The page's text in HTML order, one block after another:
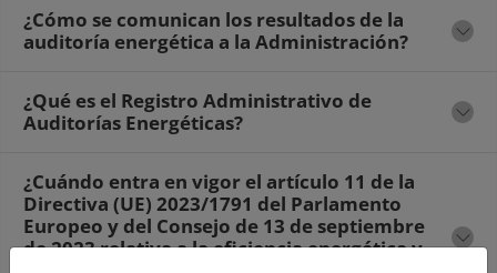
¿Cómo se comunican los resultados de la
auditoría energética a la Administración?
¿Qué es el Registro Administrativo de
Auditorías Energéticas?
¿Cuándo entra en vigor el artículo 11 de la
Directiva (UE) 2023/1791 del Parlamento
Europeo y del Consejo de 13 de septiembre
de 2023 relativa a la eficiencia energética y